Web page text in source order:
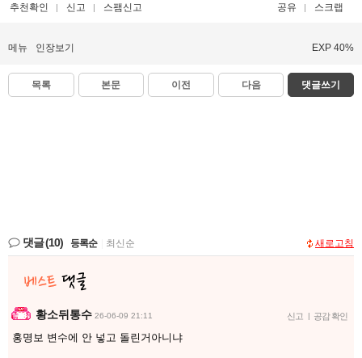
추천확인 신고 스팸신고 공유 스크랩
메뉴 인장보기 EXP 40%
목록 본문 이전 다음 댓글쓰기
댓글(10) 등록순 최신순 새로고침
황소뒤통수 26-06-09 21:11 신고 | 공감 확인
홍명보 변수에 안 넣고 돌린거아니냐